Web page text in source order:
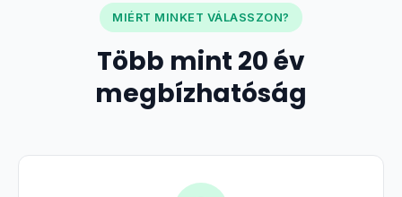
MIÉRT MINKET VÁLASSZON?
Több mint 20 év
megbízhatóság